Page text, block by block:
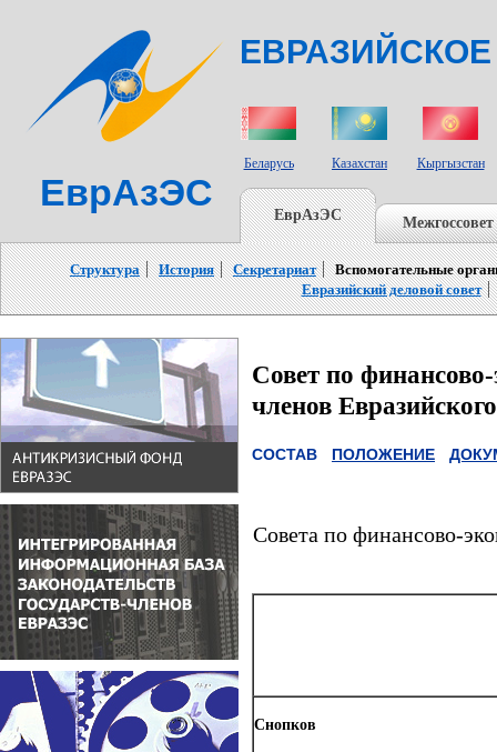
ЕврАзЭС
Беларусь Казахстан Кыргызстан
ЕврАзЭС Межгоссовет
Структура История Секретариат
Вспомогательные
Евразийский деловой совет
Совет по
членов
СОСТАВ ПОЛОЖЕНИЕ
Совета по финансово-
Снопков